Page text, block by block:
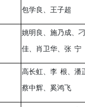
包学良、王子超
姚明良、施乃成、
佳、肖卫华、张 宁
高长虹、李 根、潘
蔡中辉、奚鸿飞